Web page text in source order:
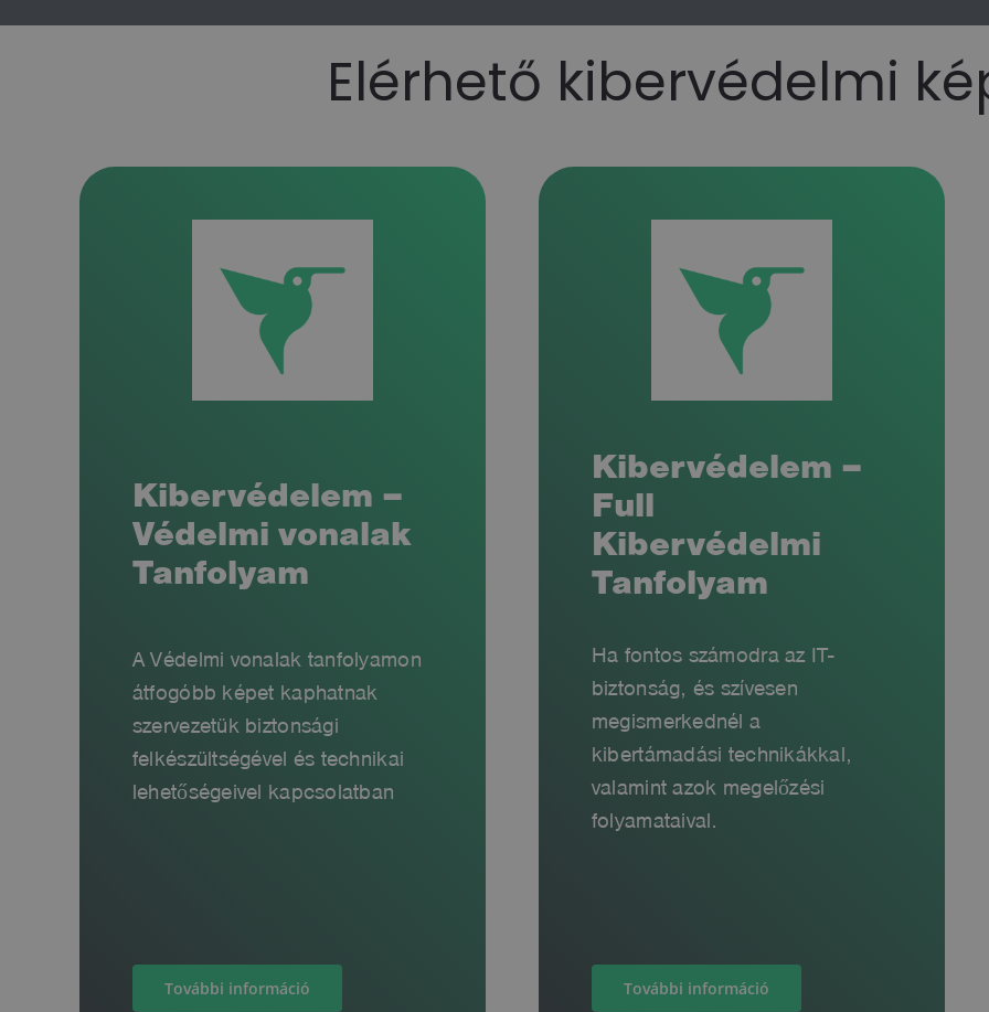
Elérhető kibervédelmi
Kibervédelem –
Védelmi vonalak
Tanfolyam
A Védelmi vonalak tanfolyamon
átfogóbb képet kaphatnak
szervezetük biztonsági
felkészültségével és technikai
lehetőségeivel kapcsolatban
További információ
Kibervédelem –
Full
Kibervédelmi
Tanfolyam
Ha fontos számodra az IT-
biztonság, és szívesen
megismerkednél a
kibertámadási technikákkal,
valamint azok megelőzési
folyamataival.
További információ